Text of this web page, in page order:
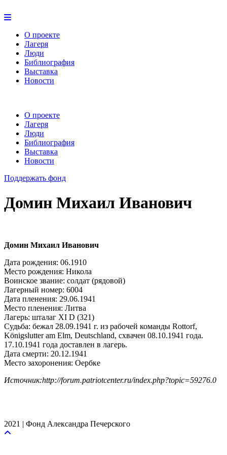
О проекте
Лагеря
Люди
Библиография
Выставка
Новости
О проекте
Лагеря
Люди
Библиография
Выставка
Новости
Поддержать фонд
Домин Михаил Иванович
Домин Михаил Иванович
Дата рождения: 06.1910
Место рождения: Никола
Воинское звание: солдат (рядовой)
Лагерный номер: 6004
Дата пленения: 29.06.1941
Место пленения: Литва
Лагерь: шталаг XI D (321)
Судьба: бежал 28.09.1941 г. из рабочей команды Rottorf,
Königslutter am Elm, Deutschland, схвачен 08.10.1941 года.
17.10.1941 года доставлен в лагерь.
Дата смерти: 20.12.1941
Место захоронения: Оербке
Источник:http://forum.patriotcenter.ru/index.php?topic=59276.0
2021 | Фонд Александра Печерского